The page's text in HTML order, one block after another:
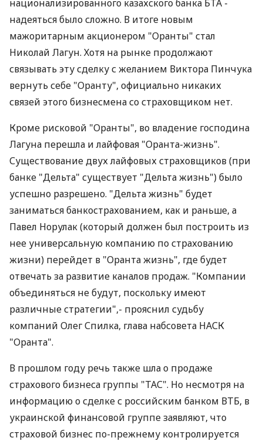
национализированного казахского банка БТА -
надеяться было сложно. В итоге новым
мажоритарным акционером "Оранты" стал
Николай Лагун. Хотя на рынке продолжают
связывать эту сделку с желанием Виктора Пинчука
вернуть себе "Оранту", официально никаких
связей этого бизнесмена со страховщиком нет.
Кроме рисковой "Оранты", во владение господина
Лагуна перешла и лайфовая "Оранта-жизнь".
Существование двух лайфовых страховщиков (при
банке "Дельта" существует "Дельта жизнь") было
успешно разрешено. "Дельта жизнь" будет
заниматься банкострахованием, как и раньше, а
Павел Норулак (который должен был построить из
нее универсальную компанию по страхованию
жизни) перейдет в "Оранта жизнь", где будет
отвечать за развитие каналов продаж. "Компании
объединяться не будут, поскольку имеют
различные стратегии",- прояснил судьбу
компаний Олег Спилка, глава набсовета НАСК
"Оранта".
В прошлом году речь также шла о продаже
страхового бизнеса группы "ТАС". Но несмотря на
информацию о сделке с российским банком ВТБ, в
украинской финансовой группе заявляют, что
страховой бизнес по-прежнему контролируется